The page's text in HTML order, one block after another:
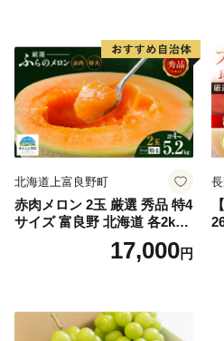
北海道上富良野町
赤肉メロン 2玉 厳選 秀品 特4
サイズ 富良野 北海道 各2kg
～2.6kg 2玉 セット ファーム
富良野 メロン めろん 果物 く
17,000円